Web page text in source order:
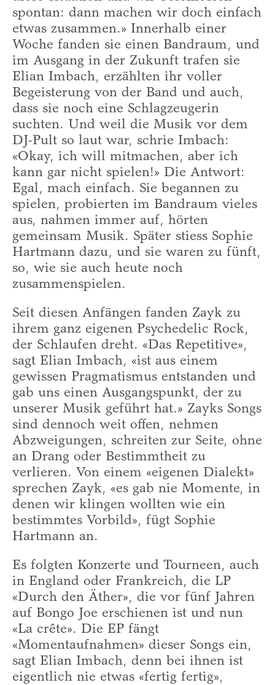
spontan: dann machen wir doch einfach
etwas zusammen.» Innerhalb einer
Woche fanden sie einen Bandraum, und
im Ausgang in der Zukunft trafen sie
Elian Imbach, erzählten ihr voller
Begeisterung von der Band und auch,
dass sie noch eine Schlagzeugerin
suchten. Und weil die Musik vor dem
DJ-Pult so laut war, schrie Imbach:
«Okay, ich will mitmachen, aber ich
kann gar nicht spielen!» Die Antwort:
Egal, mach einfach. Sie begannen zu
spielen, probierten im Bandraum vieles
aus, nahmen immer auf, hörten
gemeinsam Musik. Später stiess Sophie
Hartmann dazu, und sie waren zu fünft,
so, wie sie auch heute noch
zusammenspielen.
Seit diesen Anfängen fanden Zayk zu
ihrem ganz eigenen Psychedelic Rock,
der Schlaufen dreht. «Das Repetitive»,
sagt Elian Imbach, «ist aus einem
gewissen Pragmatismus entstanden und
gab uns einen Ausgangspunkt, der zu
unserer Musik geführt hat.» Zayks Songs
sind dennoch weit offen, nehmen
Abzweigungen, schreiten zur Seite, ohne
an Drang oder Bestimmtheit zu
verlieren. Von einem «eigenen Dialekt»
sprechen Zayk, «es gab nie Momente, in
denen wir klingen wollten wie ein
bestimmtes Vorbild», fügt Sophie
Hartmann an.
Es folgten Konzerte und Tourneen, auch
in England oder Frankreich, die LP
«Durch den Äther», die vor fünf Jahren
auf Bongo Joe erschienen ist und nun
«La crête». Die EP fängt
«Momentaufnahmen» dieser Songs ein,
sagt Elian Imbach, denn bei ihnen ist
eigentlich nie etwas «fertig fertig»,